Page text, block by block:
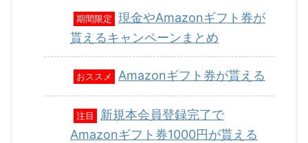
期間限定
現金やAmazonギフト券が
貰えるキャンペーンまとめ
おススメ Amazonギフト券が貰える
注目
新規本会員登録完了で
Amazonギフト券1000円が貰える